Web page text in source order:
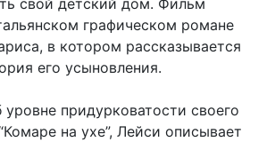
графическом романе
в котором рассказывается
его усыновления.
придурковатости своего
на ухе”, Лейси описывает